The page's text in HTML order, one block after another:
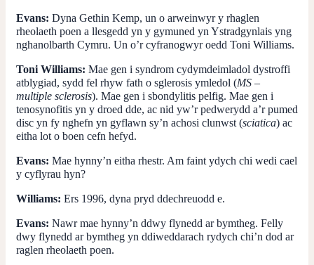
Evans: Dyna Gethin Kemp, un o arweinwyr y rhaglen
rheolaeth poen a llesgedd yn y gymuned yn Ystradgynlais yng
nghanolbarth Cymru. Un o’r cyfranogwyr oedd Toni Williams.
Toni Williams: Mae gen i syndrom cydymdeimladol dystroffi
atblygiad, sydd fel rhyw fath o sglerosis ymledol (MS –
multiple sclerosis). Mae gen i sbondylitis pelfig. Mae gen i
tenosynofitis yn y droed dde, ac nid yw’r pedwerydd a’r pumed
disc yn fy nghefn yn gyflawn sy’n achosi clunwst (sciatica) ac
eitha lot o boen cefn hefyd.
Evans: Mae hynny’n eitha rhestr. Am faint ydych chi wedi cael
y cyflyrau hyn?
Williams: Ers 1996, dyna pryd ddechreuodd e.
Evans: Nawr mae hynny’n ddwy flynedd ar bymtheg. Felly
dwy flynedd ar bymtheg yn ddiweddarach rydych chi’n dod ar
raglen rheolaeth poen.